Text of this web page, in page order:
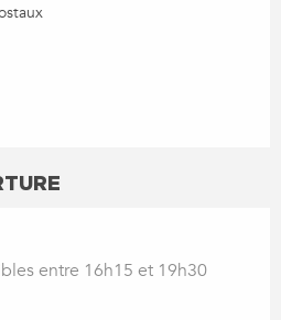
entre 16h15 et 19h30